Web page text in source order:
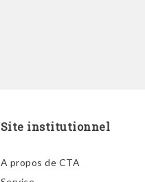
Site institutionnel
A propos de CTA